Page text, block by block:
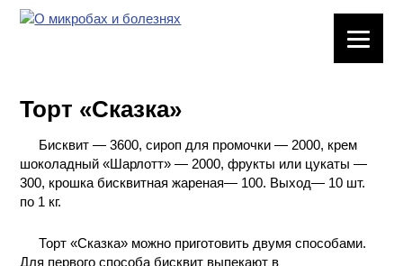
ХИМИЧЕСКАЯ
ВРЕДНЫЕ
ФАКТОРЫ
МЕТОДЫ
ПРАКТИЧЕСКОЙ
Торт «Сказка»
Бисквит — 3600, сироп для промочки — 2000, крем
шоколадный «Шарлотт» — 2000, фрукты или цукаты —
300, крошка бисквитная жареная— 100. Выход— 10 шт.
по 1 кг.
Торт «Сказка» можно приготовить двумя способами.
Для первого способа бисквит выпекают в